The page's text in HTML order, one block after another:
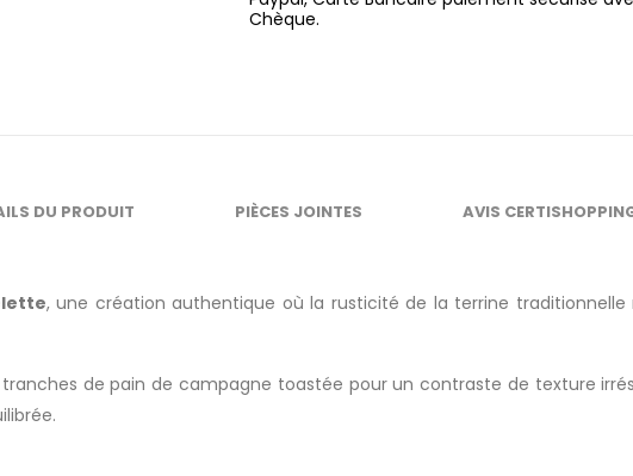
Chèque.
DU PRODUIT PIÈCES JOINTES AVIS
, une création authentique où la rusticité de la terrine
de pain de campagne toastée pour un contraste de texture